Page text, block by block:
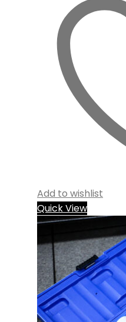
Add to wishlist
Quick View